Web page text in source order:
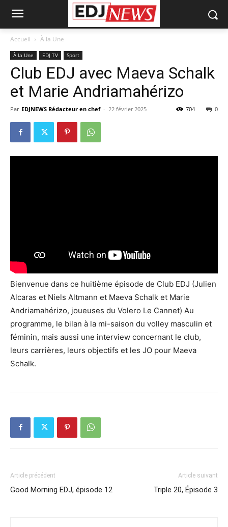
Accueil À la Une
À la Une EDJ TV Sport
Club EDJ avec Maeva Schalk
et Marie Andriamahérizo
Par EDJNEWS Rédacteur en chef - 22 février 2025 0
704
Bienvenue dans ce huitième épisode de Club EDJ (Julien
Alcaras et Niels Altmann et Maeva Schalk et Marie
Andriamahérizo, joueuses du Volero Le Cannet) Au
programme, le bilan à la mi-saison du volley masculin et
féminin, mais aussi une interview concernant le club,
leurs carrières, leurs objectifs et les JO pour Maeva
Schalk.
Article précédent
Good Morning EDJ, épisode 12
Article suivant
Triple 20, Épisode 3